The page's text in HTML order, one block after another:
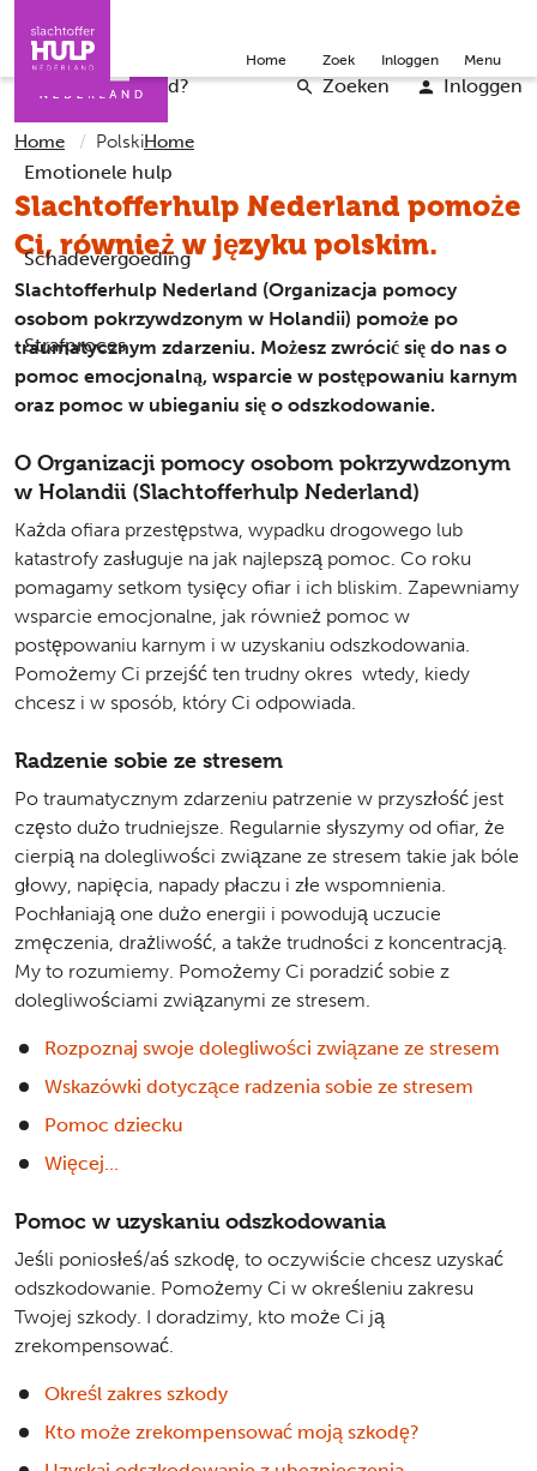
Iemand helpen Word vrijwilliger English
Wat is er gebeurd?
Emotionele hulp
Schadevergoeding
Strafproces
Zoeken Inloggen
Home Zoek Inloggen Menu
Home PolskiHome
Slachtofferhulp Nederland pomoże
Ci, również w języku polskim.
Slachtofferhulp Nederland (Organizacja pomocy
osobom pokrzywdzonym w Holandii) pomoże po
traumatycznym zdarzeniu. Możesz zwrócić się do nas o
pomoc emocjonalną, wsparcie w postępowaniu karnym
oraz pomoc w ubieganiu się o odszkodowanie.
O Organizacji pomocy osobom pokrzywdzonym
w Holandii (Slachtofferhulp Nederland)
Każda ofiara przestępstwa, wypadku drogowego lub
katastrofy zasługuje na jak najlepszą pomoc. Co roku
pomagamy setkom tysięcy ofiar i ich bliskim. Zapewniamy
wsparcie emocjonalne, jak również pomoc w
postępowaniu karnym i w uzyskaniu odszkodowania.
Pomożemy Ci przejść ten trudny okres wtedy, kiedy
chcesz i w sposób, który Ci odpowiada.
Radzenie sobie ze stresem
Po traumatycznym zdarzeniu patrzenie w przyszłość jest
często dużo trudniejsze. Regularnie słyszymy od ofiar, że
cierpią na dolegliwości związane ze stresem takie jak bóle
głowy, napięcia, napady płaczu i złe wspomnienia.
Pochłaniają one dużo energii i powodują uczucie
zmęczenia, drażliwość, a także trudności z koncentracją.
My to rozumiemy. Pomożemy Ci poradzić sobie z
dolegliwościami związanymi ze stresem.
Rozpoznaj swoje dolegliwości związane ze stresem
Wskazówki dotyczące radzenia sobie ze stresem
Pomoc dziecku
Więcej...
Pomoc w uzyskaniu odszkodowania
Jeśli poniosłeś/aś szkodę, to oczywiście chcesz uzyskać
odszkodowanie. Pomożemy Ci w określeniu zakresu
Twojej szkody. I doradzimy, kto może Ci ją
zrekompensować.
Określ zakres szkody
Kto może zrekompensować moją szkodę?